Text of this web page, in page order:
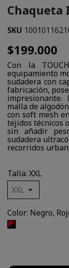
Chaqueta
SKU
$199.000
Con la
equipamiento
sudadera con
fabricación,
impresionante.
malla de
con soft mesh
tejidos técnicos
sin añadir
sudadera
recorridos
Talla: XXL
Color: Negro,
Negro,